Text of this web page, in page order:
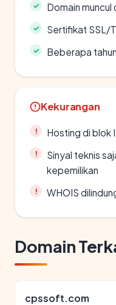
Domain
Sertifikat SSL/
Beberapa
Kekurangan
Hosting di blok
Sinyal teknis
kepemilikan
WHOIS
Domain
cpssoft.com